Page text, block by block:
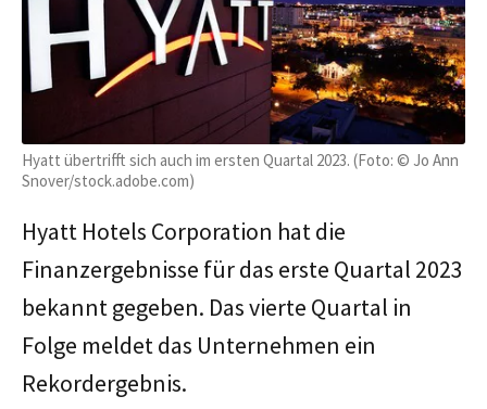
Hyatt übertrifft sich auch im ersten Quartal 2023. (Foto: © Jo Ann
Snover/stock.adobe.com)
Hyatt Hotels Corporation hat die
Finanzergebnisse für das erste Quartal 2023
bekannt gegeben. Das vierte Quartal in
Folge meldet das Unternehmen ein
Rekordergebnis.